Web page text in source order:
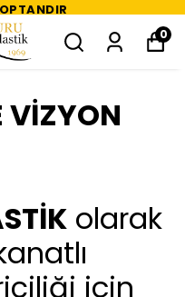
0
VİZYON
olarak
için